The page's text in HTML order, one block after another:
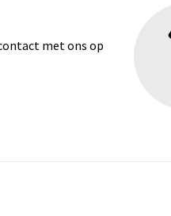
met ons op